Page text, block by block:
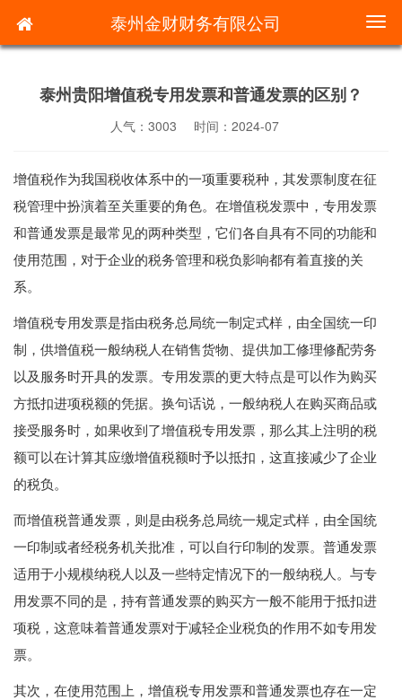
切
换
泰州金财财务有限公司
泰州贵阳增值税专用发票和普通发票的区别？
人气：3003 时间：2024-07
增值税作为我国税收体系中的一项重要税种，其发票制度在征
税管理中扮演着至关重要的角色。在增值税发票中，专用发票
和普通发票是最常见的两种类型，它们各自具有不同的功能和
使用范围，对于企业的税务管理和税负影响都有着直接的关
系。
增值税专用发票是指由税务总局统一制定式样，由全国统一印
制，供增值税一般纳税人在销售货物、提供加工修理修配劳务
以及服务时开具的发票。专用发票的更大特点是可以作为购买
方抵扣进项税额的凭据。换句话说，一般纳税人在购买商品或
接受服务时，如果收到了增值税专用发票，那么其上注明的税
额可以在计算其应缴增值税额时予以抵扣，这直接减少了企业
的税负。
而增值税普通发票，则是由税务总局统一规定式样，由全国统
一印制或者经税务机关批准，可以自行印制的发票。普通发票
适用于小规模纳税人以及一些特定情况下的一般纳税人。与专
用发票不同的是，持有普通发票的购买方一般不能用于抵扣进
项税，这意味着普通发票对于减轻企业税负的作用不如专用发
票。
其次，在使用范围上，增值税专用发票和普通发票也存在一定